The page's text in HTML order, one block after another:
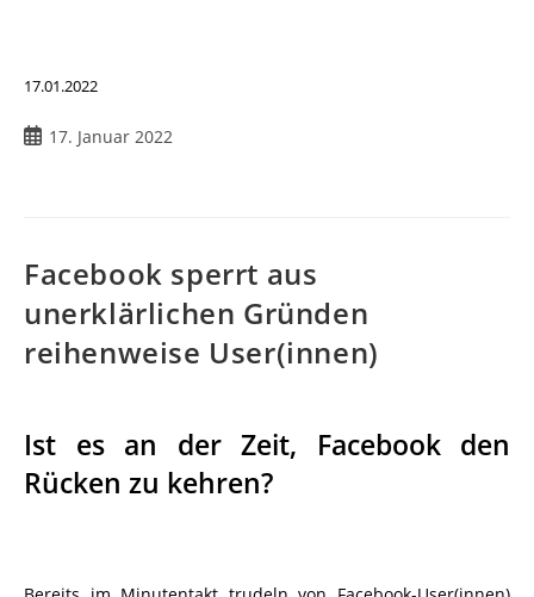
17.01.2022
17. Januar 2022
Facebook sperrt aus
unerklärlichen Gründen
reihenweise User(innen)
Ist es an der Zeit, Facebook den
Rücken zu kehren?